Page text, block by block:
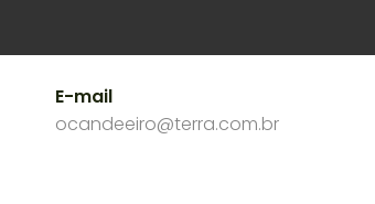
E-mail
ocandeeiro@terra.com.br